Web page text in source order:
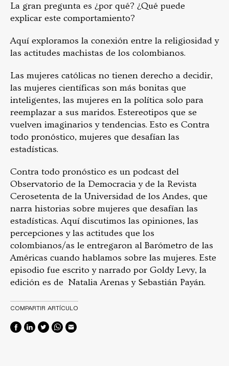
La gran pregunta es ¿por qué? ¿Qué puede
explicar este comportamiento?
Aquí exploramos la conexión entre la religiosidad y
las actitudes machistas de los colombianos.
Las mujeres católicas no tienen derecho a decidir,
las mujeres científicas son más bonitas que
inteligentes, las mujeres en la política solo para
reemplazar a sus maridos. Estereotipos que se
vuelven imaginarios y tendencias. Esto es Contra
todo pronóstico, mujeres que desafían las
estadísticas.
Contra todo pronóstico es un podcast del
Observatorio de la Democracia y de la Revista
Cerosetenta de la Universidad de los Andes, que
narra historias sobre mujeres que desafían las
estadísticas. Aquí discutimos las opiniones, las
percepciones y las actitudes que los
colombianos/as le entregaron al Barómetro de las
Américas cuando hablamos sobre las mujeres. Este
episodio fue escrito y narrado por Goldy Levy, la
edición es de Natalia Arenas y Sebastián Payán.
COMPARTIR ARTÍCULO